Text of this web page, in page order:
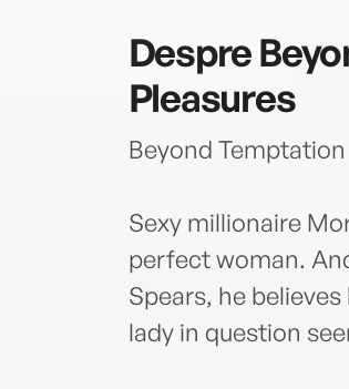
Despre
Pleasures
Beyond Temptation
Sexy millionaire
perfect woman.
Spears, he
lady in question